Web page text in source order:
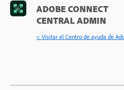
ADOBE CONNECT
CENTRAL ADMIN
< Visitar el Centro de ayuda de